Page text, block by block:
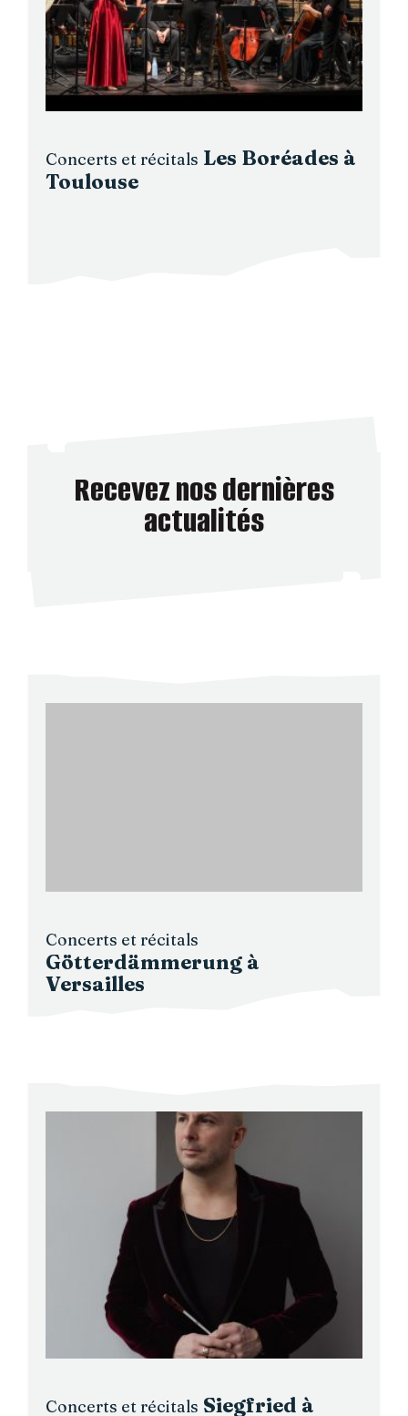
Concerts et récitals Les Boréades à
Toulouse
Recevez nos dernières
actualités
Concerts et récitals
Götterdämmerung à
Versailles
Concerts et récitals Siegfried à